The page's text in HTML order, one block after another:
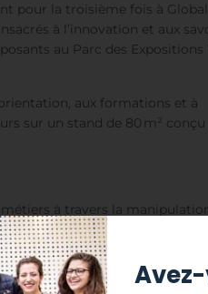
pour la troisième fois à Global
à l’innovation et aux
au Parc des Expositions
aux formations et à
sur un stand de 80 m²
à travers la
un pot à crayon
en tuyauterie sera proposé
au cœur d’une intervention
s maquettes, dont un modèle de